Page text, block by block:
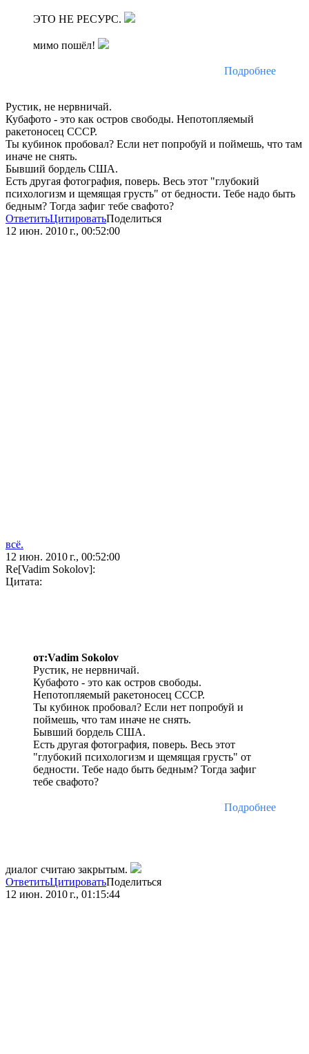
ЭТО НЕ РЕСУРС.
мимо пошёл!
Подробнее
Рустик, не нервничай.
Кубафото - это как остров свободы. Непотопляемый
ракетоносец СССР.
Ты кубинок пробовал? Если нет попробуй и поймешь, что там
иначе не снять.
Бывший бордель США.
Есть другая фотография, поверь. Весь этот "глубокий
психологизм и щемящая грусть" от бедности. Тебе надо быть
бедным? Тогда зафиг тебе свафото?
ОтветитьЦитироватьПоделиться
12 июн. 2010 г., 00:52:00
всё.
12 июн. 2010 г., 00:52:00
Re[Vadim Sokolov]:
Цитата:
от:Vadim Sokolov
Рустик, не нервничай.
Кубафото - это как остров свободы.
Непотопляемый ракетоносец СССР.
Ты кубинок пробовал? Если нет попробуй и
поймешь, что там иначе не снять.
Бывший бордель США.
Есть другая фотография, поверь. Весь этот
"глубокий психологизм и щемящая грусть" от
бедности. Тебе надо быть бедным? Тогда зафиг
тебе свафото?
Подробнее
диалог считаю закрытым.
ОтветитьЦитироватьПоделиться
12 июн. 2010 г., 01:15:44